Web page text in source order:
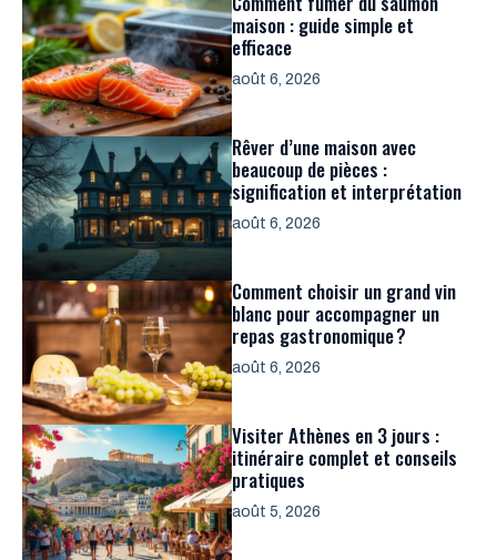
maison : guide simple et
efficace
août 6, 2026
Rêver d’une maison avec
beaucoup de pièces :
signification et interprétation
août 6, 2026
Comment choisir un grand vin
blanc pour accompagner un
repas gastronomique ?
août 6, 2026
Visiter Athènes en 3 jours :
itinéraire complet et conseils
pratiques
août 5, 2026